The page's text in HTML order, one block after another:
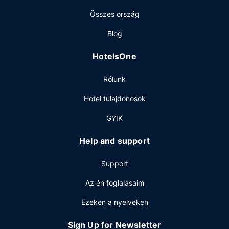
ajándékbolt/újságosstand.
mely egy családi étterem, amihez egy bár/társalgó is
sem maradsz éhen: 24 órás szobaszerviz. Svédasztalos
kínálat reggeli felár ellenében elérhető naponta reggeli
A szálláshelyen 24 órában nyitva tartó business center,
gyorsított kijelentkezési lehetőség és
vehető. Querétaro városában tervez valamilyen eseményt?
Ez a(z) hotel 7556 négyzetláb (702 négyzetméter)
fenntartott területtel rendelkezik. Az autóval érkező
biztosított a helyszínen.
Összes ország
Blog
HotelsOne
Rólunk
Hotel tulajdonosok
GYIK
Help and support
Support
Az én foglalásaim
Ezeken a nyelveken
Sign Up for Newsletter